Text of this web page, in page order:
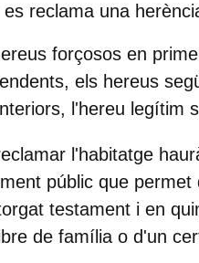
es reclama una
forçosos en
els hereus
l'hereu legítim
l'habitatge
públic que
testament i en
de família o d'un